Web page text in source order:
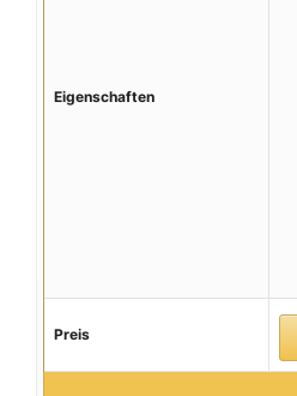
Eigenschaften
Preis